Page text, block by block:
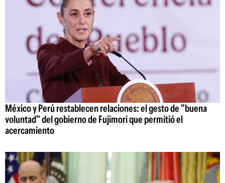
México y Perú restablecen relaciones: el gesto de "buena
voluntad" del gobierno de Fujimori que permitió el
acercamiento